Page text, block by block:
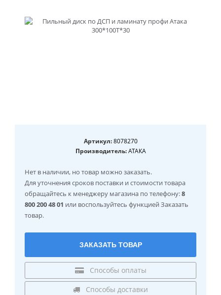
Артикул:8078270
Производитель:АТАКА
Нет в наличии, но товар можно заказать.
Для уточнения сроков поставки и стоимости товара
обращайтесь к менеджеру магазина по телефону:8
800 200 48 01 или воспользуйтесь функцией Заказать
товар.
ЗАКАЗАТЬ ТОВАР
Способы оплаты
Способы доставки